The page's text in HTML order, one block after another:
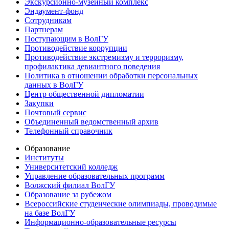
Экскурсионно-музейный комплекс
Эндаумент-фонд
Сотрудникам
Партнерам
Поступающим в ВолГУ
Противодействие коррупции
Противодействие экстремизму и терроризму,
профилактика девиантного поведения
Политика в отношении обработки персональных
данных в ВолГУ
Центр общественной дипломатии
Закупки
Почтовый сервис
Объединенный ведомственный архив
Телефонный справочник
Образование
Институты
Университетский колледж
Управление образовательных программ
Волжский филиал ВолГУ
Образование за рубежом
Всероссийские студенческие олимпиады, проводимые
на базе ВолГУ
Информационно-образовательные ресурсы